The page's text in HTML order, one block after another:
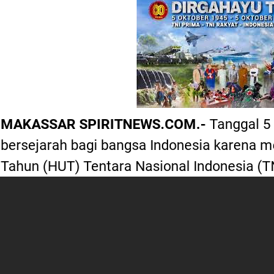
MAKASSAR SPIRITNEWS.COM.- Tanggal
bersejarah bagi bangsa Indonesia karena
Tahun (HUT) Tentara Nasional Indonesia